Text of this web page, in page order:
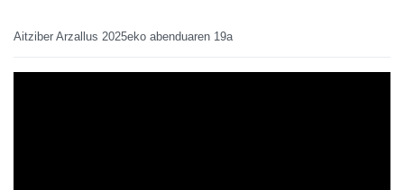
Aitziber Arzallus 2025eko abenduaren 19a